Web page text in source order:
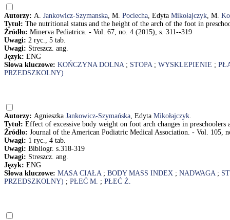
Autorzy: A. Jankowicz-Szymanska, M. Pociecha, Edyta Mikołajczyk, M.
Tytuł: The nutritional status and the height of the arch of the foot in
Źródło: Minerva Pediatrica. - Vol. 67, no. 4 (2015), s. 311--319
Uwagi: 2 ryc., 5 tab.
Uwagi: Streszcz. ang.
Język: ENG
Słowa kluczowe: KOŃCZYNA DOLNA; STOPA; WYSKLEPIENIE ;
PRZEDSZKOLNY)
Autorzy: Agnieszka Jankowicz-Szymańska, Edyta Mikołajczyk.
Tytuł: Effect of excessive body weight on foot arch changes in
Źródło: Journal of the American Podiatric Medical Association. - Vol. 105,
Uwagi: 1 ryc., 4 tab.
Uwagi: Bibliogr. s.318-319
Uwagi: Streszcz. ang.
Język: ENG
Słowa kluczowe: MASA CIAŁA; BODY MASS INDEX ; NADWAGA;
PRZEDSZKOLNY) ; PŁEĆ M. ; PŁEĆ Ż.